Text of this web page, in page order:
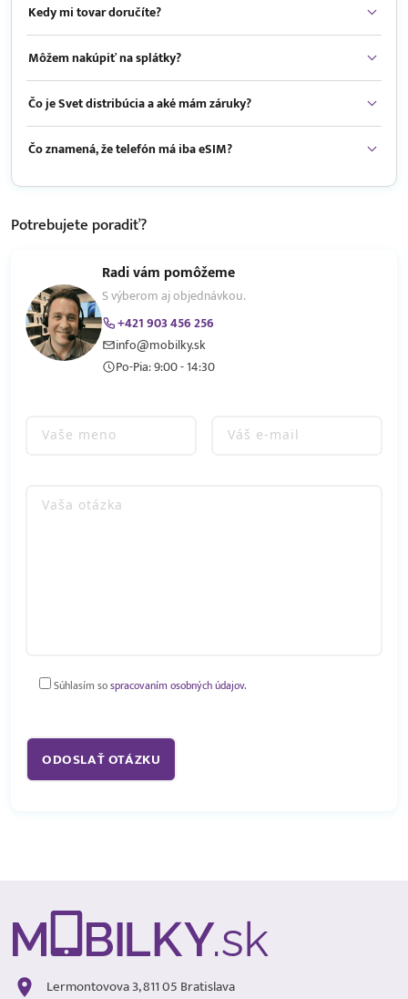
Kedy mi tovar doručíte?
Môžem nakúpiť na splátky?
Čo je Svet distribúcia a aké mám záruky?
Čo znamená, že telefón má iba eSIM?
Potrebujete poradiť?
Radi vám pomôžeme
S výberom aj objednávkou.
+421 903 456 256
info@mobilky.sk
Po-Pia: 9:00 - 14:30
Súhlasím sospracovaním osobných údajov.
Lermontovova 3, 811 05 Bratislava